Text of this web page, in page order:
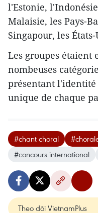
l'Estonie,
Malaisie, les Pays-
Singapour, les
Les groupes étaient
nombeuses
présentant
unique de chaque
#chant choral
#concours international
Theo dõi VietnamPlus